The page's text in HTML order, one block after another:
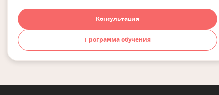
Консультация
Программа обучения